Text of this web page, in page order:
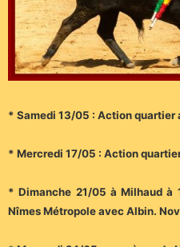
* Samedi 13/05 : Action quartier
* Mercredi 17/05 : Action
* Dimanche 21/05 à Milhaud à
Nîmes Métropole avec Albin.